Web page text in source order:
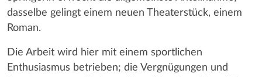
dasselbe gelingt einem neuen Theaterstück, einem
Roman.
Die Arbeit wird hier mit einem sportlichen
Enthusiasmus betrieben; die Vergnügungen und